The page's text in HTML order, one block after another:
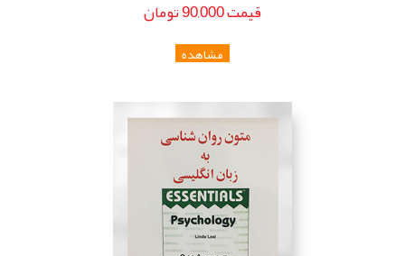
قيمت90,000تومان